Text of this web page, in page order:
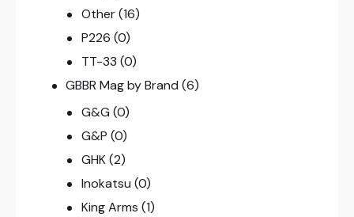
Other (16)
P226 (0)
TT-33 (0)
GBBR Mag by Brand (6)
G&G (0)
G&P (0)
GHK (2)
Inokatsu (0)
King Arms (1)